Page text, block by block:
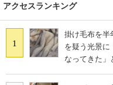
アクセスランキング
1
掛け毛布を
を疑う光景に
なってきた」